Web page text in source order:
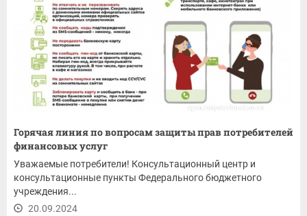
Горячая линия по вопросам защиты прав потребителей
финансовых услуг
Уважаемые потребители! Консультационный центр и
консультационные пункты Федерального бюджетного
учреждения...
20.09.2024